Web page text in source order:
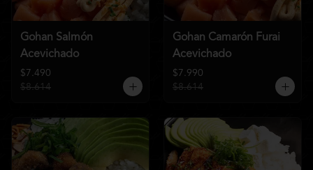
Gohan Salmón
Acevichado
$7.490
$8.614
Gohan Camarón Furai
Acevichado
$7.990
$8.614